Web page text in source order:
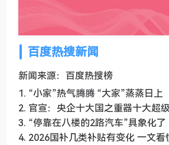
百度热搜新闻
新闻来源：百度热搜榜
1. “小家”热气腾腾 “大家”蒸蒸日上
2. 官宣：央企十大国之重器十大超
3. “停靠在八楼的2路汽车”具象化了
4. 2026国补几类补贴有变化 一文看